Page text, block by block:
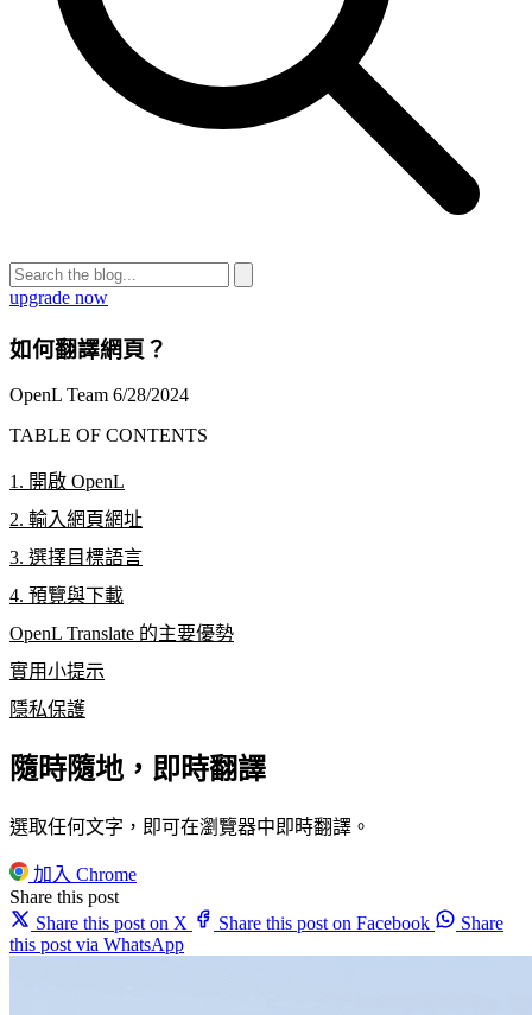
upgrade now
如何翻譯網頁？
OpenL Team 6/28/2024
TABLE OF CONTENTS
1. 開啟 OpenL
2. 輸入網頁網址
3. 選擇目標語言
4. 預覽與下載
OpenL Translate 的主要優勢
實用小提示
隱私保護
隨時隨地，即時翻譯
選取任何文字，即可在瀏覽器中即時翻譯。
加入 Chrome
Share this post
Share this post on X
Share this post on Facebook
Share
this post via WhatsApp